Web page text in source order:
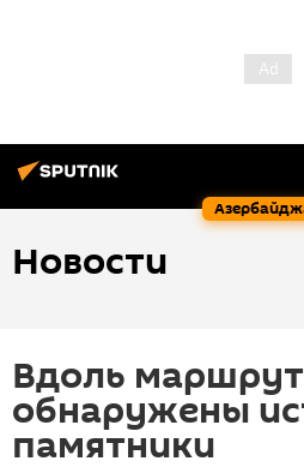
Новости
Вдоль
обнаружены
памятники